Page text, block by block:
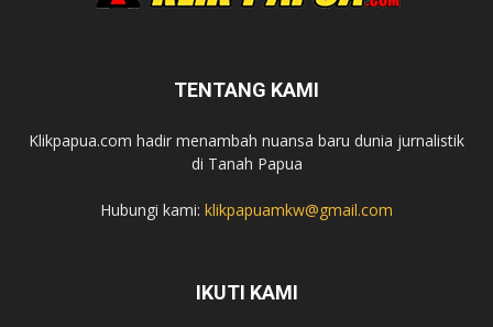
TENTANG KAMI
Klikpapua.com hadir menambah nuansa baru dunia jurnalistik
di Tanah Papua
Hubungi kami: klikpapuamkw@gmail.com
IKUTI KAMI